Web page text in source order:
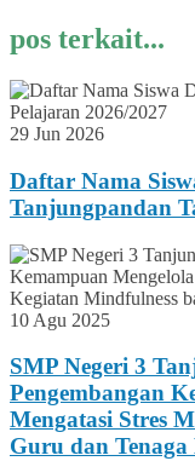
pos terkait...
29 Jun 2026
Daftar Nama
Tanjungpandan
10 Agu 2025
SMP Negeri 3
Pengembangan
Mengatasi Stres
Guru dan